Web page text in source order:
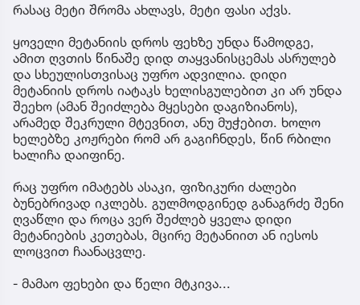
რასაც მეტი შრომა ახლავს, მეტი ფასი აქვს.
ყოველი მეტანიის დროს ფეხზე უნდა წამოდგე,
ამით ღვთის წინაშე დიდ თაყვანისცემას ასრულებ
და სხეულისთვისაც უფრო ადვილია. დიდი
მეტანიის დროს იატაკს ხელისგულებით კი არ უნდა
შეეხო (ამან შეიძლება მყესები დაგიზიანოს),
არამედ შეკრული მტევნით, ანუ მუჭებით. ხოლო
ხელებზე კოჟრები რომ არ გაგიჩნდეს, წინ რბილი
ხალიჩა დაიფინე.
რაც უფრო იმატებს ასაკი, ფიზიკური ძალები
ბუნებრივად იკლებს. გულმოდგინედ განაგრძე შენი
ღვაწლი და როცა ვერ შეძლებ ყველა დიდი
მეტანიების კეთებას, მცირე მეტანიით ან იესოს
ლოცვით ჩაანაცვლე.
- მამაო ფეხები და წელი მტკივა...